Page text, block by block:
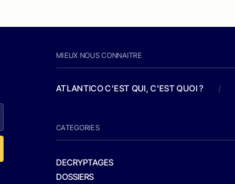
MIEUX NOUS CONNAITRE
ATLANTICO C'EST QUI, C'EST QUOI ? /
CATEGORIES
DECRYPTAGES
DOSSIERS